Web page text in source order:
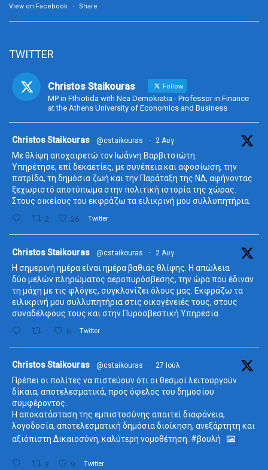
View on Facebook · Share
TWITTER
Christos Staikouras Follow
MP in Fthiotida with Nea Demokratia - Professor in Finance
at the Athens University of Economics and Business
Christos Staikouras @cstaikouras · 2 Αυγ
Με θλίψη αποχαιρετώ τον Ιωάννη Βαρβιτσιώτη.
Υπηρέτησε, επί δεκαετίες, με συνέπεια και αφοσίωση, την
πατρίδα, τη δημόσια ζωή και την Παράταξη της ΝΔ, αφήνοντας
ξεχωριστό αποτύπωμα στην πολιτική ιστορία της χώρας.
Στους οικείους του εκφράζω τα ειλικρινή μου συλλυπητήρια.
2 26 Twitter
Christos Staikouras @cstaikouras · 2 Αυγ
Η σημερινή ημέρα είναι ημέρα βαθιάς θλίψης. Η απώλεια
δύο μελών πληρώματος αεροπυρόσβεσης, την ώρα που έδιναν
τη μάχη με τις φλόγες, συγκλονίζει όλους μας. Εκφράζω τα
ειλικρινή μου συλλυπητήρια στις οικογένειές τους, στους
συναδέλφους τους και στην Πυροσβεστική Υπηρεσία.
6 Twitter
Christos Staikouras @cstaikouras · 27 Ιούλ
Πρέπει οι πολίτες να πιστεύουν ότι οι θεσμοί λειτουργούν
δίκαια, αποτελεσματικά, προς όφελος του δημοσίου
συμφέροντος.
Η αποκατάσταση της εμπιστοσύνης απαιτεί διαφάνεια,
λογοδοσία, αποτελεσματική δημόσια διοίκηση, ανεξάρτητη και
αξιόπιστη Δικαιοσύνη, καλύτερη νομοθέτηση. #βουλή
3 9 Twitter